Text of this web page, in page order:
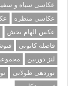
عکاسی سیاه و
عکاسی منظره
عکس الهام بخش
فاصله کانونی
لنز دوربین
نوردهی طولانی